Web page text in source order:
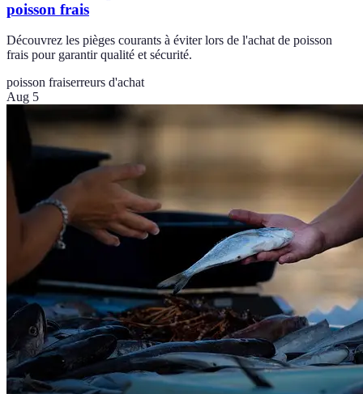
poisson frais
Découvrez les pièges courants à éviter lors de l'achat de poisson
frais pour garantir qualité et sécurité.
poisson fraiserreurs d'achat
Aug 5